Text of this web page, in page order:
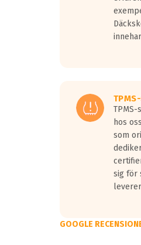
Vid körning i
På
medans de vita
Ett däck med tre
hos
som
sig för
GOOGLE